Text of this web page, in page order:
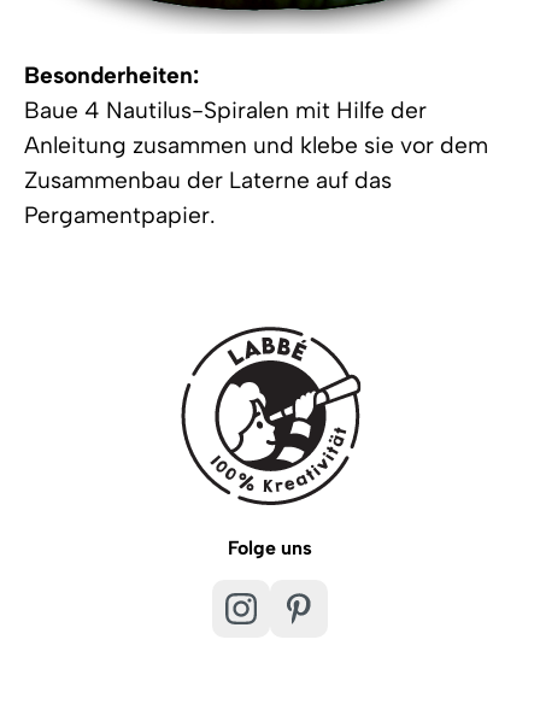
Besonderheiten:
Baue 4 Nautilus-Spiralen mit Hilfe der
Anleitung zusammen und klebe sie vor dem
Zusammenbau der Laterne auf das
Pergamentpapier.
Folge uns